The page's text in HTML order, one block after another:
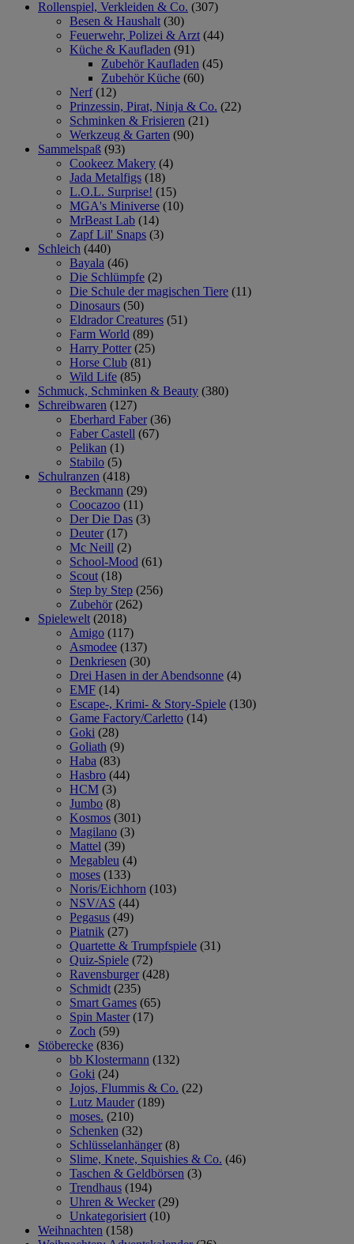
Rollenspiel, Verkleiden & Co. (307)
Besen & Haushalt (30)
Feuerwehr, Polizei & Arzt (44)
Küche & Kaufladen (91)
Zubehör Kaufladen (45)
Zubehör Küche (60)
Nerf (12)
Prinzessin, Pirat, Ninja & Co. (22)
Schminken & Frisieren (21)
Werkzeug & Garten (90)
Sammelspaß (93)
Cookeez Makery (4)
Jada Metalfigs (18)
L.O.L. Surprise! (15)
MGA's Miniverse (10)
MrBeast Lab (14)
Zapf Lil' Snaps (3)
Schleich (440)
Bayala (46)
Die Schlümpfe (2)
Die Schule der magischen Tiere (11)
Dinosaurs (50)
Eldrador Creatures (51)
Farm World (89)
Harry Potter (25)
Horse Club (81)
Wild Life (85)
Schmuck, Schminken & Beauty (380)
Schreibwaren (127)
Eberhard Faber (36)
Faber Castell (67)
Pelikan (1)
Stabilo (5)
Schulranzen (418)
Beckmann (29)
Coocazoo (11)
Der Die Das (3)
Deuter (17)
Mc Neill (2)
School-Mood (61)
Scout (18)
Step by Step (256)
Zubehör (262)
Spielewelt (2018)
Amigo (117)
Asmodee (137)
Denkriesen (30)
Drei Hasen in der Abendsonne (4)
EMF (14)
Escape-, Krimi- & Story-Spiele (130)
Game Factory/Carletto (14)
Goki (28)
Goliath (9)
Haba (83)
Hasbro (44)
HCM (3)
Jumbo (8)
Kosmos (301)
Magilano (3)
Mattel (39)
Megableu (4)
moses (133)
Noris/Eichhorn (103)
NSV/AS (44)
Pegasus (49)
Piatnik (27)
Quartette & Trumpfspiele (31)
Quiz-Spiele (72)
Ravensburger (428)
Schmidt (235)
Smart Games (65)
Spin Master (17)
Zoch (59)
Stöberecke (836)
bb Klostermann (132)
Goki (24)
Jojos, Flummis & Co. (22)
Lutz Mauder (189)
moses. (210)
Schenken (32)
Schlüsselanhänger (8)
Slime, Knete, Squishies & Co. (46)
Taschen & Geldbörsen (3)
Trendhaus (194)
Uhren & Wecker (29)
Unkategorisiert (10)
Weihnachten (158)